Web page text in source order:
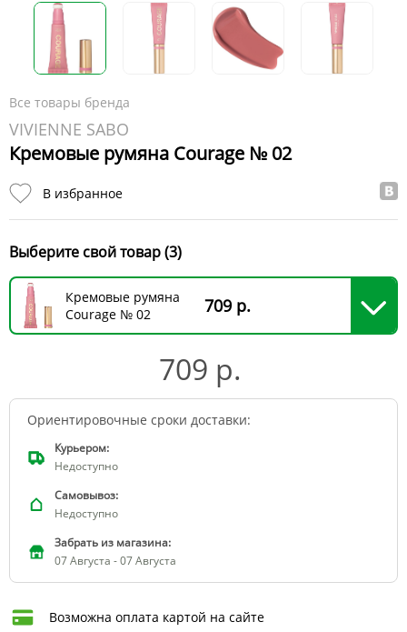
Все товары бренда
VIVIENNE SABO
Кремовые румяна Courage № 02
В избранное
Выберите свой товар (3)
Кремовые румяна
Courage № 02
709 р.
709 р.
Ориентировочные сроки доставки:
Курьером:
Недоступно
Самовывоз:
Недоступно
Забрать из магазина:
07 Августа - 07 Августа
Возможна оплата картой на сайте